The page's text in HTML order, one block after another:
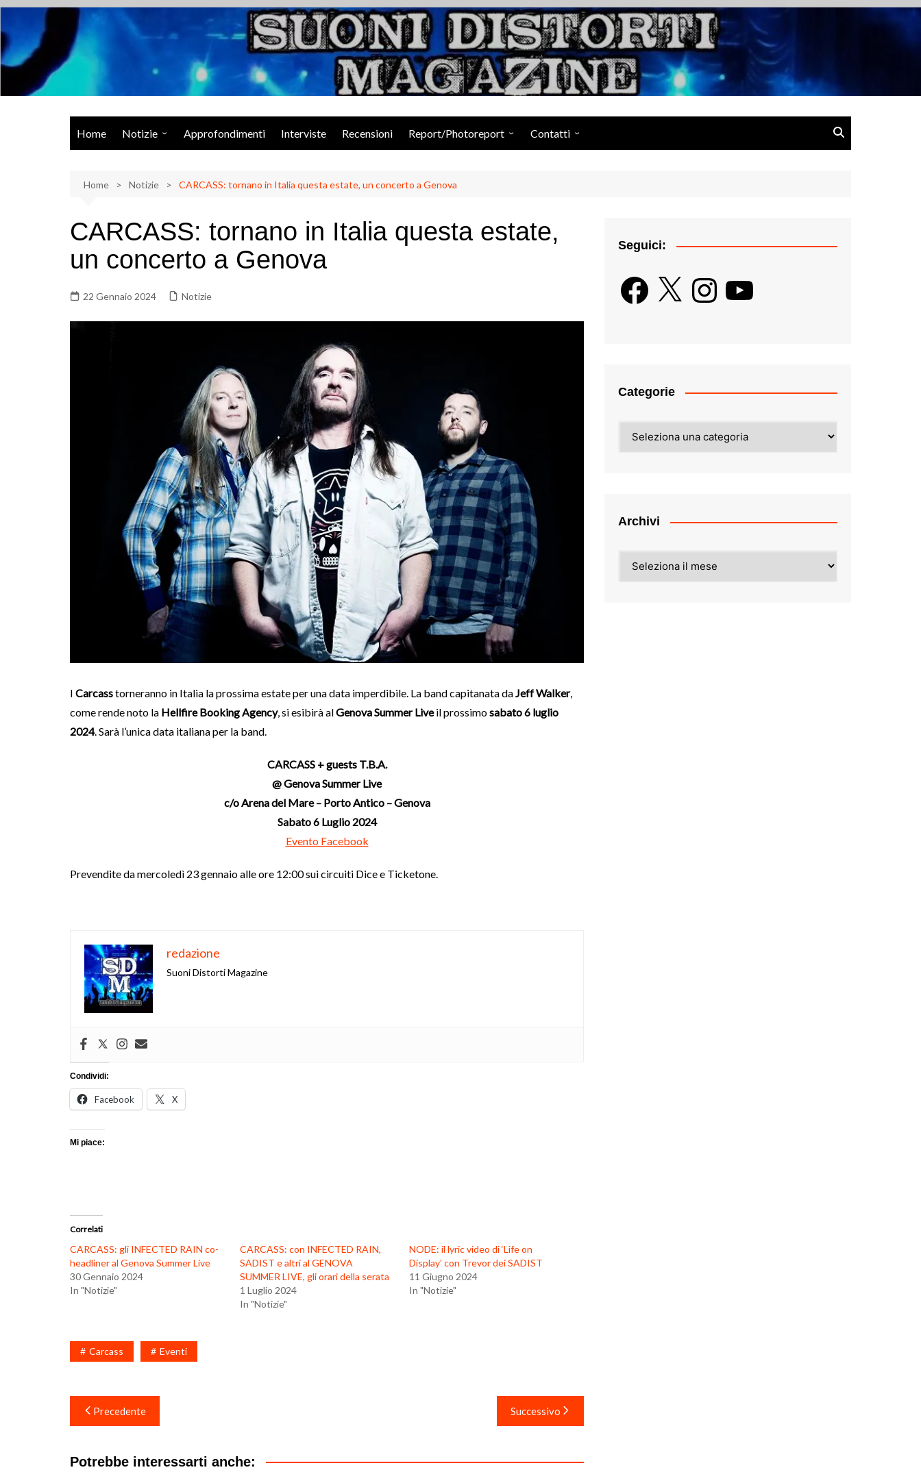
Salta
contenuto
Suoni Distorti Magazine
Musica Rock, Metal, Punk e varie sonorità alternative
Home Notizie
Eventi
Libri
Approfondimenti Interviste Recensioni Report/Photoreport Contatti
Home Notizie CARCASS: tornano in Italia questa estate, un concerto a Genova
CARCASS: tornano in Italia questa estate,
un concerto a Genova
22 Gennaio 2024 Notizie
I Carcasstorneranno in Italia la prossima estate per una data imperdibile. La band capitanata da Jeff Walker,
come rende noto la Hellfire Booking Agency, si esibirà alGenova Summer Liveil prossimosabato 6 luglio
2024. Sarà l’unica data italiana per la band.
CARCASS + guests T.B.A.
@ Genova Summer Live
c/o Arena del Mare – Porto Antico – Genova
Sabato 6 Luglio 2024
Evento Facebook
Prevendite da mercoledì 23 gennaio alle ore 12:00 sui circuiti Dice e Ticketone.
redazione
Suoni Distorti Magazine
Condividi:
Facebook X
Mi piace:
Correlati
CARCASS: gli INFECTED RAIN co-
headliner al Genova Summer Live
30 Gennaio 2024
In "Notizie"
CARCASS: con INFECTED RAIN,
SADIST e altri al GENOVA
SUMMER LIVE, gli orari della serata
1 Luglio 2024
In "Notizie"
NODE: il lyric video di ‘Life on
Display’ con Trevor dei SADIST
11 Giugno 2024
In "Notizie"
Carcass Eventi
Navigazione
articoli
Precedente Successivo
Potrebbe interessarti anche:
Seguici:
Facebook
X InstagramYouTube
Categorie
Archivi